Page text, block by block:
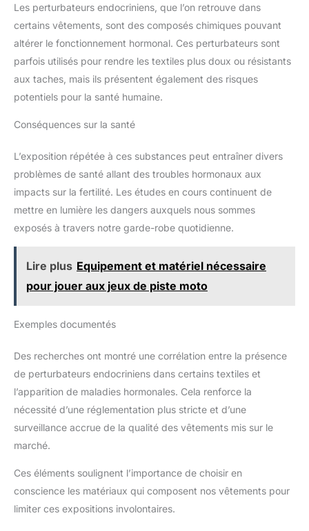
Les perturbateurs endocriniens, que l’on retrouve dans
certains vêtements, sont des composés chimiques pouvant
altérer le fonctionnement hormonal. Ces perturbateurs sont
parfois utilisés pour rendre les textiles plus doux ou résistants
aux taches, mais ils présentent également des risques
potentiels pour la santé humaine.
Conséquences sur la santé
L’exposition répétée à ces substances peut entraîner divers
problèmes de santé allant des troubles hormonaux aux
impacts sur la fertilité. Les études en cours continuent de
mettre en lumière les dangers auxquels nous sommes
exposés à travers notre garde-robe quotidienne.
Lire plus Equipement et matériel nécessaire
pour jouer aux jeux de piste moto
Exemples documentés
Des recherches ont montré une corrélation entre la présence
de perturbateurs endocriniens dans certains textiles et
l’apparition de maladies hormonales. Cela renforce la
nécessité d’une réglementation plus stricte et d’une
surveillance accrue de la qualité des vêtements mis sur le
marché.
Ces éléments soulignent l’importance de choisir en
conscience les matériaux qui composent nos vêtements pour
limiter ces expositions involontaires.